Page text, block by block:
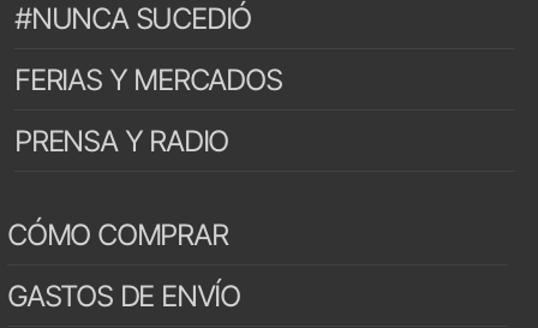
#NUNCA SUCEDIÓ
FERIAS Y MERCADOS
PRENSA Y RADIO
CÓMO COMPRAR
GASTOS DE ENVÍO